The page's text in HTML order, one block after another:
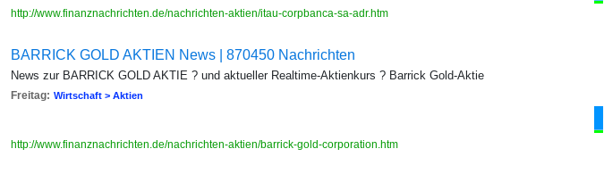
http://www.finanznachrichten.de/nachrichten-aktien/itau-corpbanca-sa-adr.htm
BARRICK GOLD AKTIEN News | 870450 Nachrichten
News zur BARRICK GOLD AKTIE ? und aktueller Realtime-Aktienkurs ? Barrick Gold-Aktie
Freitag: Wirtschaft > Aktien
http://www.finanznachrichten.de/nachrichten-aktien/barrick-gold-corporation.htm